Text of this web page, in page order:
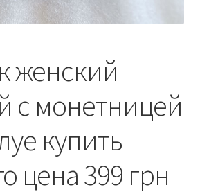
женский
с монетницей
купить
цена 399 грн